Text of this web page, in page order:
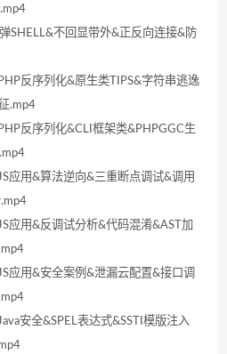
SHELL&不回显带外&正反向连接&防
反序列化&原生类TIPS&字符串逃逸
.mp4
反序列化&CLI框架类&PHPGGC生
应用&算法逆向&三重断点调试&调用
应用&反调试分析&代码混淆&AST加
应用&安全案例&泄漏云配置&接口调
安全&SPEL表达式&SSTI模版注入